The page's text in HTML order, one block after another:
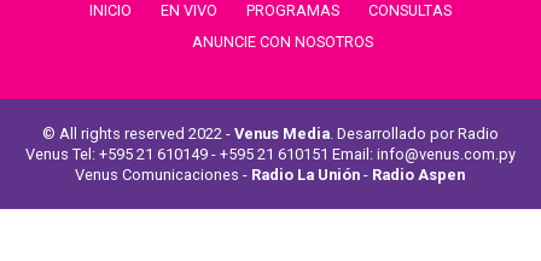
INICIO EN VIVO PROGRAMAS
CONSULTAS
ANUNCIE CON NOSOTROS
© All rights reserved 2022 - Venus Media. Desarrollado por Radio
Venus Tel: +595 21 610149 - +595 21 610151 Email: info@venus.com.py
Venus Comunicaciones - Radio La Unión - Radio Aspen